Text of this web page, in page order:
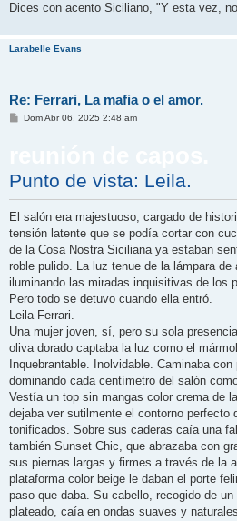
Dices con acento Siciliano, "Y esta vez,
Larabelle Evans
Re: Ferrari, La mafia o el amor.
M
e
Dom Abr 06, 2025 2:48 am
Punto de vista: Leila.
El salón era majestuoso, cargado de
tensión latente que se podía cortar con
de la Cosa Nostra Siciliana ya estaban
roble pulido. La luz tenue de la lámpara de
iluminando las miradas inquisitivas de los
Pero todo se detuvo cuando ella entró.
Leila Ferrari.
Una mujer joven, sí, pero su sola
oliva dorado captaba la luz como el
Inquebrantable. Inolvidable. Caminaba con
dominando cada centímetro del salón
Vestía un top sin mangas color crema de
dejaba ver sutilmente el contorno perfecto
tonificados. Sobre sus caderas caía una
también Sunset Chic, que abrazaba con
sus piernas largas y firmes a través de la
plataforma color beige le daban el porte
paso que daba. Su cabello, recogido de un
plateado, caía en ondas suaves y